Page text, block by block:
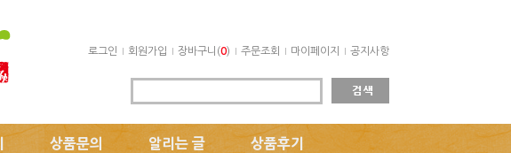
로그인 회원가입 장바구니(0) 주문조회 마이페이지 공지사항
상품문의 알리는 글 상품후기